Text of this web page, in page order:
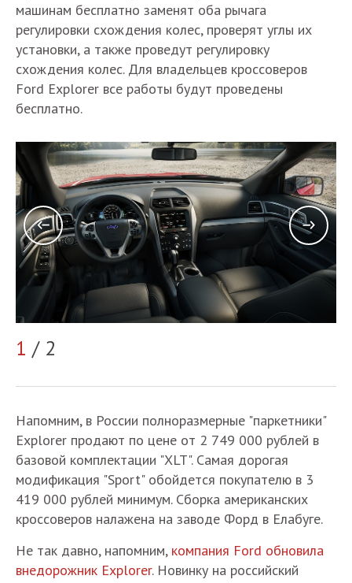
машинам бесплатно заменят оба рычага
регулировки схождения колес, проверят углы их
установки, а также проведут регулировку
схождения колес. Для владельцев кроссоверов
Ford Explorer все работы будут проведены
бесплатно.
1 / 2
Напомним, в России полноразмерные "паркетники"
Explorer продают по цене от 2 749 000 рублей в
базовой комплектации "XLT". Самая дорогая
модификация "Sport" обойдется покупателю в 3
419 000 рублей минимум. Сборка американских
кроссоверов налажена на заводе Форд в Елабуге.
Не так давно, напомним, компания Ford обновила
внедорожник Explorer. Новинку на российский